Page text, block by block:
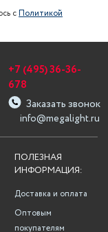
сПолитикой
info@megalight.ru
+7 (495) 36-36-
678
Заказать звонок
ПОЛЕЗНАЯ
ИНФОРМАЦИЯ:
Доставка и оплата
Оптовым
покупателям